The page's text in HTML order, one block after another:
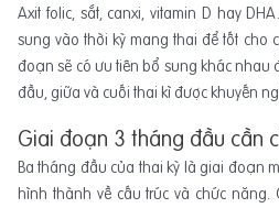
Axit folic, sắt, canxi, vitamin D hay
sung vào thời kỳ mang thai để tốt cho
đoạn sẽ có ưu tiên bổ sung khác nhau
đầu, giữa và cuối thai kì được khuyến
Giai đoạn 3 tháng đầu cần
Ba tháng đầu của thai kỳ là giai đoạn
hình thành về cấu trúc và chức